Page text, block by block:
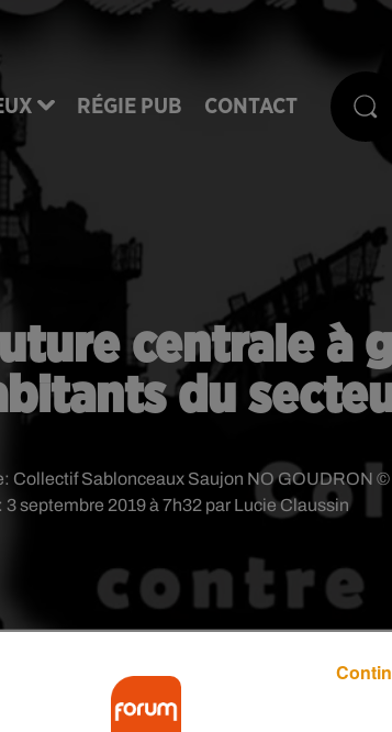
RÉGIE PUB CONTACT
centrale à
du
3 septembre 2019 à 7h32 par Lucie Claussin
Collectif Sablonceaux Saujon NO GOUDRON ©
de production de bitume sème la